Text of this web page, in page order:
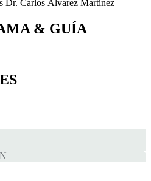
Dr. Carlos Álvarez Martínez
& GUÍA